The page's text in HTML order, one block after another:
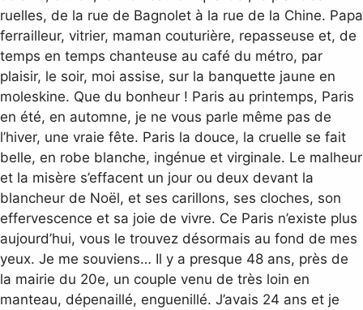
ruelles, de la rue de Bagnolet à la rue de la Chine. Papa
ferrailleur, vitrier, maman couturière, repasseuse et, de
temps en temps chanteuse au café du métro, par
plaisir, le soir, moi assise, sur la banquette jaune en
moleskine. Que du bonheur ! Paris au printemps, Paris
en été, en automne, je ne vous parle même pas de
l’hiver, une vraie fête. Paris la douce, la cruelle se fait
belle, en robe blanche, ingénue et virginale. Le malheur
et la misère s’effacent un jour ou deux devant la
blancheur de Noël, et ses carillons, ses cloches, son
effervescence et sa joie de vivre. Ce Paris n’existe plus
aujourd’hui, vous le trouvez désormais au fond de mes
yeux. Je me souviens… Il y a presque 48 ans, près de
la mairie du 20e, un couple venu de très loin en
manteau, dépenaillé, enguenillé. J’avais 24 ans et je